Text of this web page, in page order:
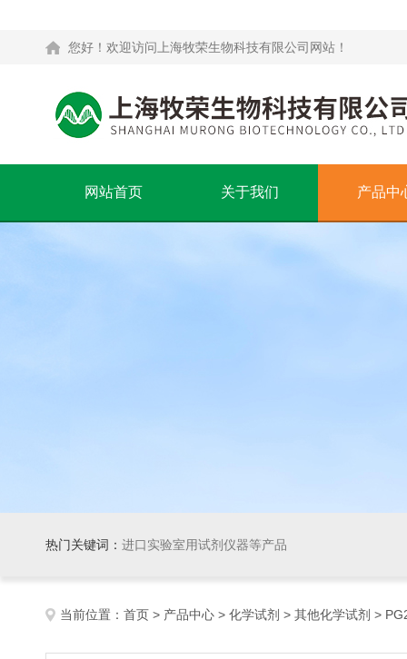
您好！欢迎访问上海牧荣生物科技有限公司网站！
网站首页 关于我们 产品中
热门关键词： 进口实验室用试剂仪器等产品
当前位置： 首页 > 产品中心 > 化学试剂 > 其他化学试剂 >